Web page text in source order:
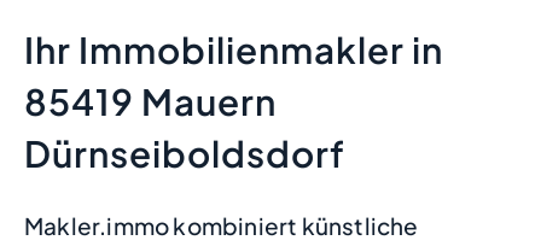
Ihr Immobilienmakler in
85419 Mauern
Dürnseiboldsdorf
Makler.immo kombiniert künstliche